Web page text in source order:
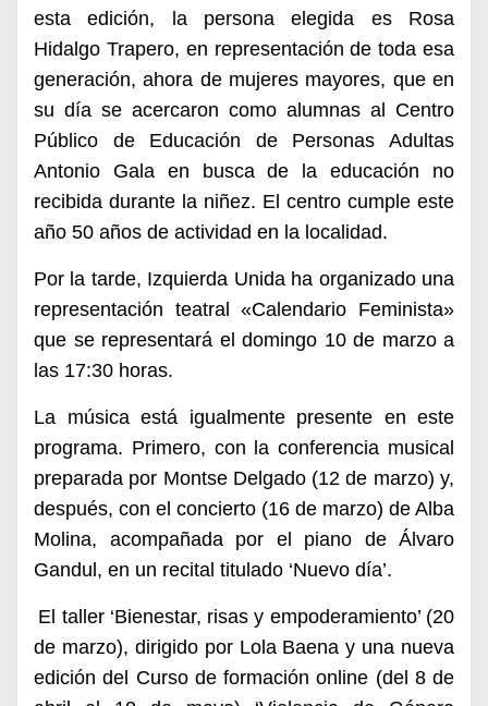
esta edición, la persona elegida es Rosa
Hidalgo Trapero, en representación de toda esa
generación, ahora de mujeres mayores, que en
su día se acercaron como alumnas al Centro
Público de Educación de Personas Adultas
Antonio Gala en busca de la educación no
recibida durante la niñez. El centro cumple este
año 50 años de actividad en la localidad.
Por la tarde, Izquierda Unida ha organizado una
representación teatral «Calendario Feminista»
que se representará el domingo 10 de marzo a
las 17:30 horas.
La música está igualmente presente en este
programa. Primero, con la conferencia musical
preparada por Montse Delgado (12 de marzo) y,
después, con el concierto (16 de marzo) de Alba
Molina, acompañada por el piano de Álvaro
Gandul, en un recital titulado ‘Nuevo día’.
El taller ‘Bienestar, risas y empoderamiento’ (20
de marzo), dirigido por Lola Baena y una nueva
edición del Curso de formación online (del 8 de